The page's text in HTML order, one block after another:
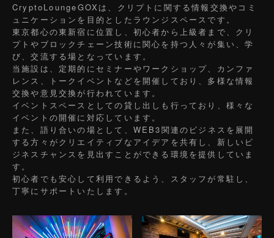
CryptoLoungeGOXは、クリプトに関する情報交換やコミ
ュニケーションを目的としたラウンジスペースです。
東京都心の東新宿に位置し、初心者から上級者まで、クリ
プトやブロックチェーン技術に関心を持つ人々が集い、学
び、交流する場となっています。
当施設は、定期的にセミナーやワークショップ、カンファ
レンス、トークイベントなどを開催しており、多様な情報
交換や意見交換が行われています。
イベントスペースとしての貸し出しも行っており、様々な
イベントの開催に対応しています。
また、語り合いの場として、WEB3関連のビジネスを展開
する方々がクリエイティブなアイデアを共有し、新しいビ
ジネスチャンスを見出すことができる環境を提供していま
す。
初心者でも安心して利用できるよう、スタッフが常駐し、
丁寧にサポートいたします。